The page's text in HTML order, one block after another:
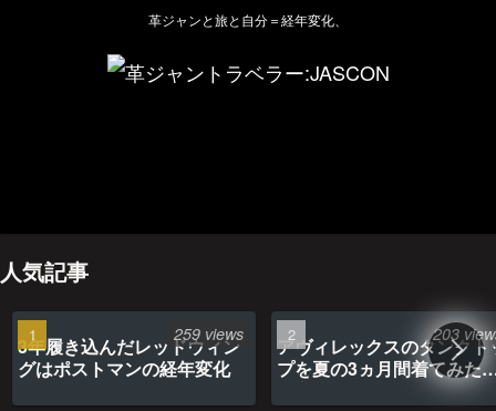
革ジャンと旅と自分＝経年変化、
人気記事
3年履き込んだレッドウィン
グはポストマンの経年変化
259 views
アヴィレックスのタンクト
プを夏の3ヵ月間着てみた
203